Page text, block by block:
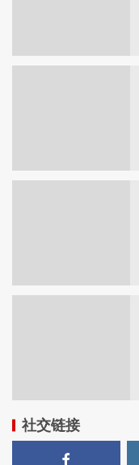
社交链接